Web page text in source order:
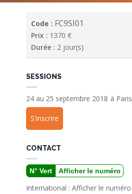
Code : FC9SI01
Prix : 1370 €
Durée : 2 jour(s)
SESSIONS
24 au 25 septembre 2018 à Paris
S'inscrire
CONTACT
N° Vert Afficher le numéro
International : Afficher le numéro